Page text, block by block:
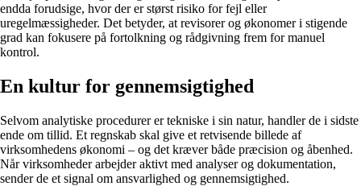
endda forudsige, hvor der er størst risiko for fejl eller
uregelmæssigheder. Det betyder, at revisorer og økonomer i stigende
grad kan fokusere på fortolkning og rådgivning frem for manuel
kontrol.
En kultur for gennemsigtighed
Selvom analytiske procedurer er tekniske i sin natur, handler de i sidste
ende om tillid. Et regnskab skal give et retvisende billede af
virksomhedens økonomi – og det kræver både præcision og åbenhed.
Når virksomheder arbejder aktivt med analyser og dokumentation,
sender de et signal om ansvarlighed og gennemsigtighed.